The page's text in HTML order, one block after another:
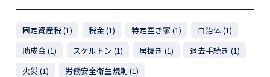
固定資産税 (1) 税金 (1) 特定空き家 (1)
自治体 (1)
助成金 (1)
スケルトン (1) 居抜き (1)
退去手続き (1)
火災 (1)
労働安全衛生規則 (1)